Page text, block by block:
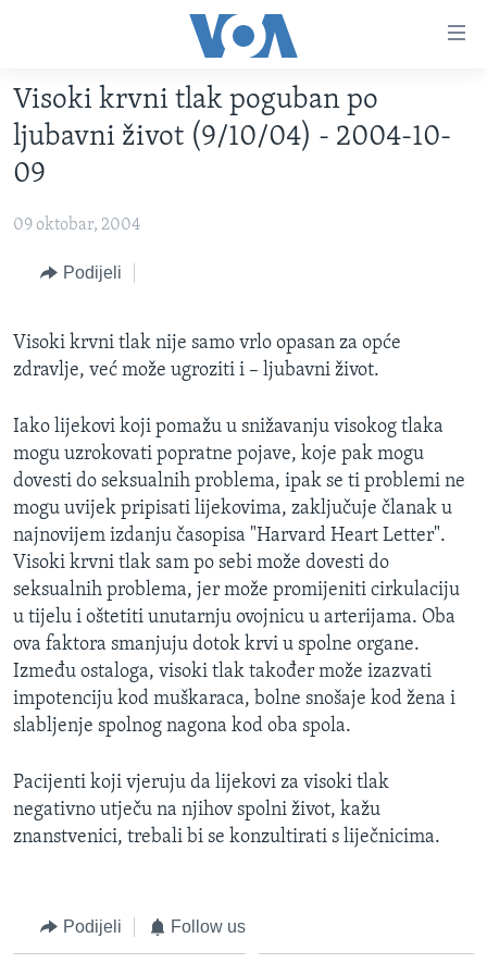
glavni
sadržaj
Pređi
na
glavnu
VIDEO
VIJESTI
SJEDINJENE AMERIČKE DRŽAVE
SVIJET
NAUKA I TEHNOLOGIJA
KORUPCIJA
ŽENSKA STRANA
IZBJEGLIČKA STRANA
MAGAZIN
O GLASU AMERIKE
Learning English
PRATITE NAS
Visoki krvni tlak poguban po
ljubavni život (9/10/04) - 2004-10-
09
09 oktobar, 2004
Podijeli
Visoki krvni tlak nije samo vrlo opasan za opće
zdravlje, već može ugroziti i – ljubavni život.
Iako lijekovi koji pomažu u snižavanju visokog tlaka
mogu uzrokovati popratne pojave, koje pak mogu
dovesti do seksualnih problema, ipak se ti problemi ne
mogu uvijek pripisati lijekovima, zaključuje članak u
najnovijem izdanju časopisa "Harvard Heart Letter".
Visoki krvni tlak sam po sebi može dovesti do
seksualnih problema, jer može promijeniti cirkulaciju
u tijelu i oštetiti unutarnju ovojnicu u arterijama. Oba
ova faktora smanjuju dotok krvi u spolne organe.
Između ostaloga, visoki tlak također može izazvati
impotenciju kod muškaraca, bolne snošaje kod žena i
slabljenje spolnog nagona kod oba spola.
Pacijenti koji vjeruju da lijekovi za visoki tlak
negativno utječu na njihov spolni život, kažu
znanstvenici, trebali bi se konzultirati s liječnicima.
Podijeli Follow us